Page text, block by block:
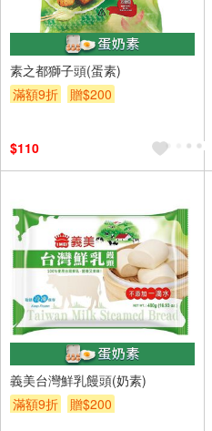
素之都獅子頭(蛋素)
滿額9折
贈$200
$110
義美台灣鮮乳饅頭(奶素)
滿額9折
贈$200